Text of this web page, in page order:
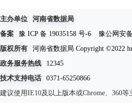
主办单位
河南省数据局
备案
豫 ICP 备 19035158 号-6
豫公网安
版权所有
河南省数据局 Copyright ©2022
政务服务热线
12345
技术支持电话
0371-65250866
建议使用IE10及以上版本或Chrome、360